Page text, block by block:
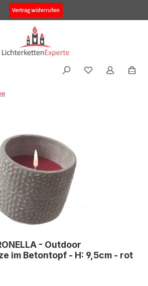
Vertrag widerrufen
- Outdoor
im Betontopf - H: 9,5cm - rot